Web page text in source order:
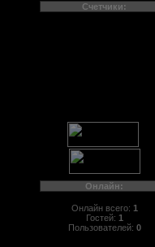
Счетчики:
Онлайн:
Онлайн всего: 1
Гостей: 1
Пользователей: 0